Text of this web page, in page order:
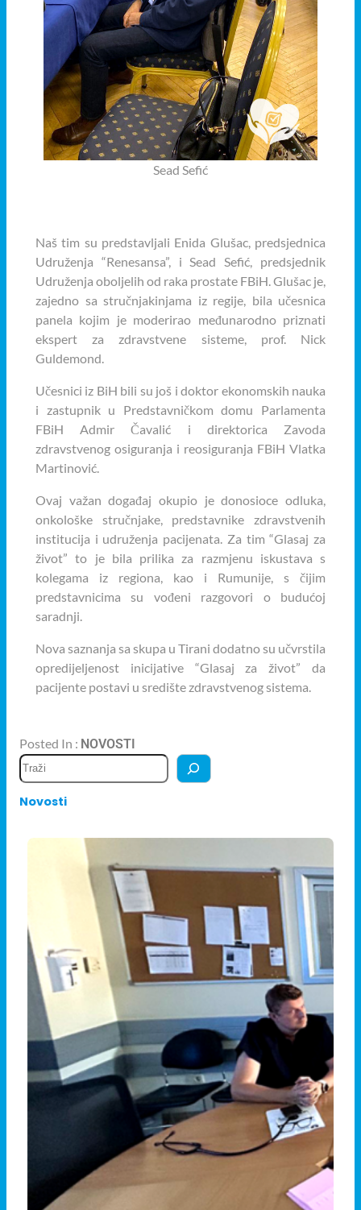
Sead Sefić
Naš tim su predstavljali Enida Glušac, predsjednica
Udruženja “Renesansa”, i Sead Sefić, predsjednik
Udruženja oboljelih od raka prostate FBiH. Glušac je,
zajedno sa stručnjakinjama iz regije, bila učesnica
panela kojim je moderirao međunarodno priznati
ekspert za zdravstvene sisteme, prof. Nick
Guldemond.
Učesnici iz BiH bili su još i doktor ekonomskih nauka
i zastupnik u Predstavničkom domu Parlamenta
FBiH Admir Čavalić i direktorica Zavoda
zdravstvenog osiguranja i reosiguranja FBiH Vlatka
Martinović.
Ovaj važan događaj okupio je donosioce odluka,
onkološke stručnjake, predstavnike zdravstvenih
institucija i udruženja pacijenata. Za tim “Glasaj za
život” to je bila prilika za razmjenu iskustava s
kolegama iz regiona, kao i Rumunije, s čijim
predstavnicima su vođeni razgovori o budućoj
saradnji.
Nova saznanja sa skupa u Tirani dodatno su učvrstila
opredijeljenost inicijative “Glasaj za život” da
pacijente postavi u središte zdravstvenog sistema.
Posted In : NOVOSTI
Novosti